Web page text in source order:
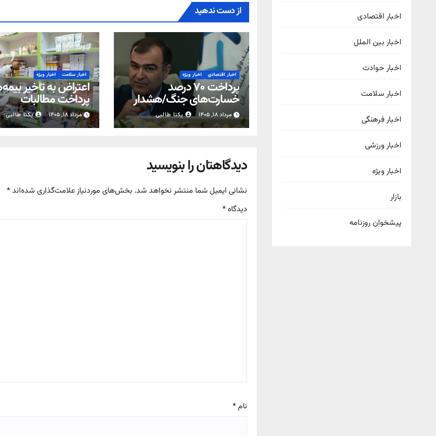
اخبار اقتصادی
اخبار بین الملل
اخبار حوادث
اخبار سلامت
اخبار فرهنگی
اخبار ورزشی
اخبار ویژه
بازار
پیشخوان روزنامه
از دست ندهید
اخبار اقتصادی اخبار ویژه
پرداخت ۷۰ درصد
خسارت‌های جنگ/هشدار
به شرکت‌های بیمه متخلف
مرداد ۱۸, ۱۴۰۵ یکتا طالبی
اخبار سلامت اخبار ویژه
اعتراض به تأخیر
پرداخت مطالبات
داروخانه‌ها
مرداد ۱۸, ۱۴۰۵ یکتا طالبی
دیدگاهتان را بنویسید
نشانی ایمیل شما منتشر نخواهد شد. بخش‌های موردنیاز علامت‌گذاری شده‌اند*
دیدگاه*
نام*